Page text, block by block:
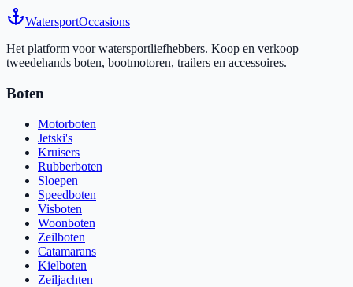
WatersportOccasions
Het platform voor watersportliefhebbers. Koop en verkoop
tweedehands boten, bootmotoren, trailers en accessoires.
Boten
Motorboten
Jetski's
Kruisers
Rubberboten
Sloepen
Speedboten
Visboten
Woonboten
Zeilboten
Catamarans
Kielboten
Zeiljachten